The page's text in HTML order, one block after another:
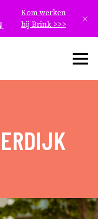
Kom werken
bij Brink >>>
Open